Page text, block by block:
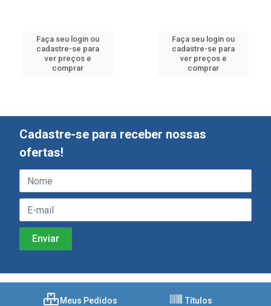
Faça seu login ou
cadastre-se para
ver preços e
comprar
Faça seu login ou
cadastre-se para
ver preços e
comprar
Cadastre-se para receber nossas
ofertas!
Meus Pedidos Títulos